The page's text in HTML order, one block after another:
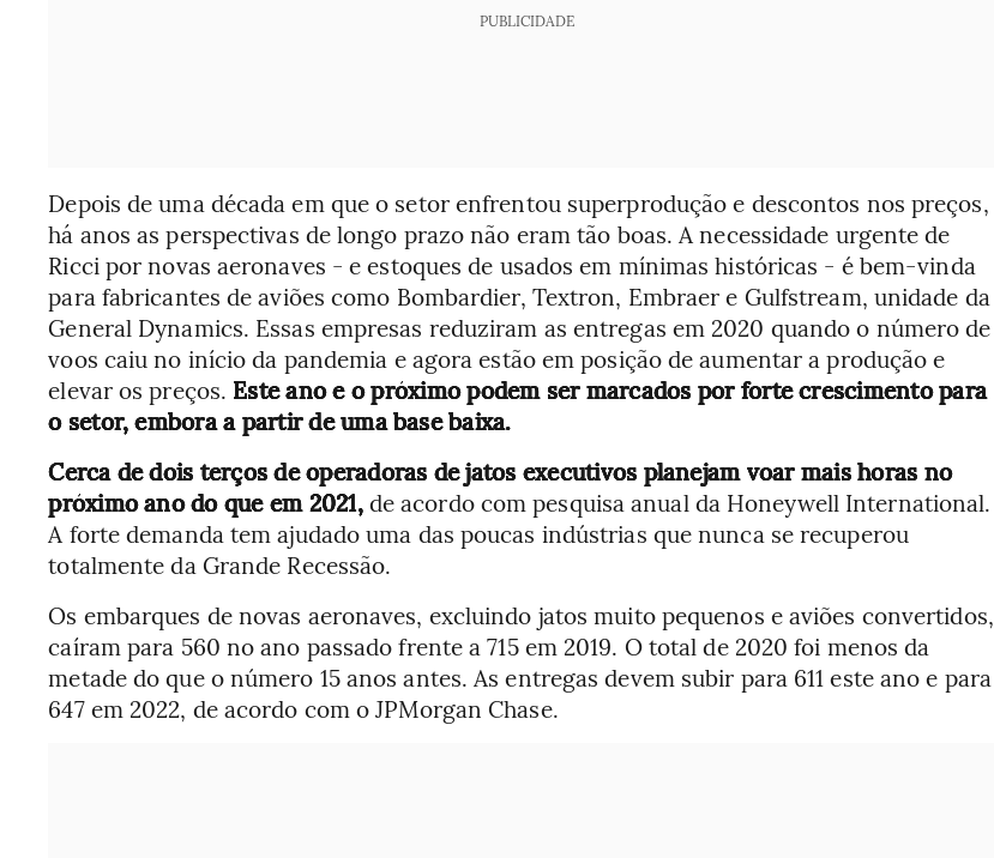
PUBLICIDADE
Depois de uma década em que o setor enfrentou superprodução e descontos nos preços,
há anos as perspectivas de longo prazo não eram tão boas. A necessidade urgente de
Ricci por novas aeronaves - e estoques de usados em mínimas históricas - é bem-vinda
para fabricantes de aviões como Bombardier, Textron, Embraer e Gulfstream, unidade da
General Dynamics. Essas empresas reduziram as entregas em 2020 quando o número de
voos caiu no início da pandemia e agora estão em posição de aumentar a produção e
elevar os preços. Este ano e o próximo podem ser marcados por forte crescimento para
o setor, embora a partir de uma base baixa.
Cerca de dois terços de operadoras de jatos executivos planejam voar mais horas no
próximo ano do que em 2021,de acordo com pesquisa anual da Honeywell International.
A forte demanda tem ajudado uma das poucas indústrias que nunca se recuperou
totalmente da Grande Recessão.
Os embarques de novas aeronaves, excluindo jatos muito pequenos e aviões convertidos,
caíram para 560 no ano passado frente a 715 em 2019. O total de 2020 foi menos da
metade do que o número 15 anos antes. As entregas devem subir para 611 este ano e para
647 em 2022, de acordo com o JPMorgan Chase.